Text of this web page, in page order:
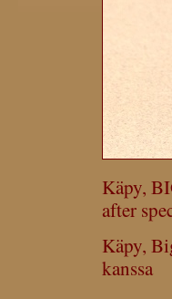
Käpy,
after
Käpy,
kanssa